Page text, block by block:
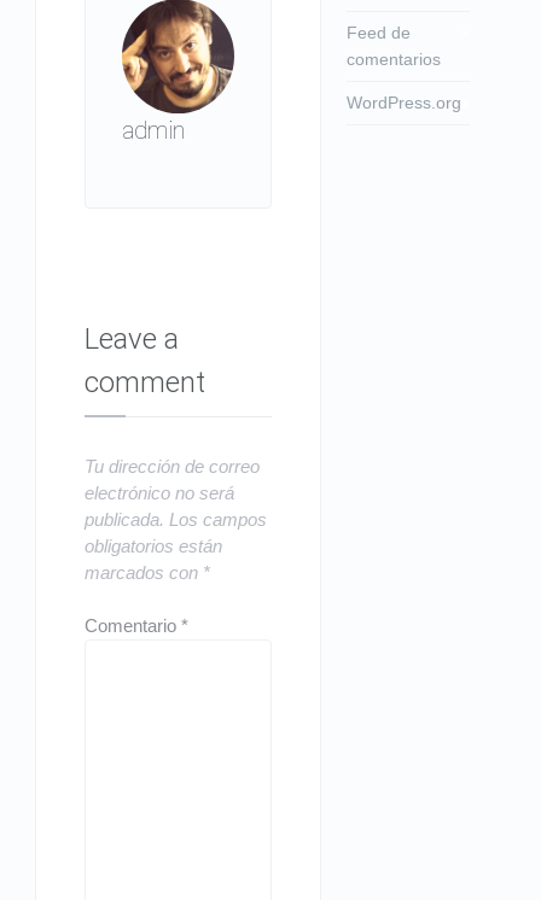
admin
Leave a
comment
Tu dirección de correo
electrónico no será
publicada. Los campos
obligatorios están
marcados con *
Comentario*
Feed de
comentarios
WordPress.org